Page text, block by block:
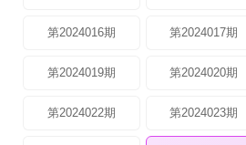
第2024016期 第2024017期
第2024019期 第2024020期
第2024022期 第2024023期